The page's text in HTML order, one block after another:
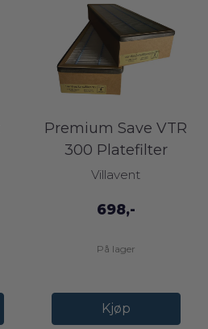
Premium Save VTR
300 Platefilter
Villavent
698,-
På lager
Kjøp